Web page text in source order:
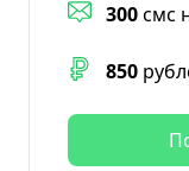
300смс
850